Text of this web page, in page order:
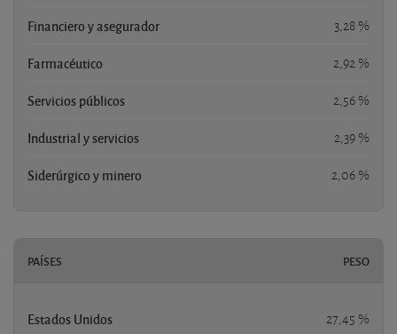
Financiero y asegurador 3,28 %
Farmacéutico 2,92 %
Servicios públicos 2,56 %
Industrial y servicios 2,39 %
Siderúrgico y minero 2,06 %
PAÍSES PESO
Estados Unidos 27,45 %